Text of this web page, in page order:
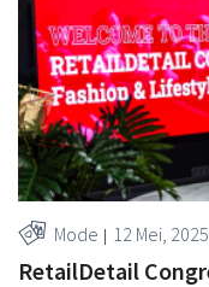
Mode 12 Mei, 2025
RetailDetail